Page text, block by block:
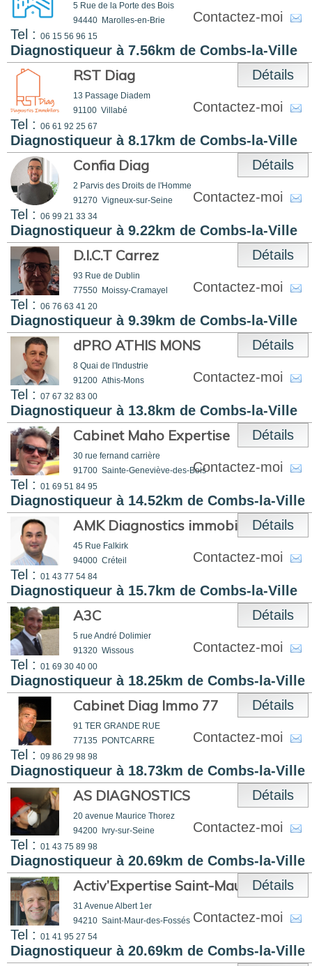
5 Rue de la Porte des Bois
94440 Marolles-en-Brie
Tel : 06 15 56 96 15
Diagnostiqueur à 7.56km de Combs-la-Ville
Contactez-moi
RST Diag
13 Passage Diadem
91100 Villabé
Tel : 06 61 92 25 67
Diagnostiqueur à 8.17km de Combs-la-Ville
Détails
Contactez-moi
Confia Diag
2 Parvis des Droits de l'Homme
91270 Vigneux-sur-Seine
Tel : 06 99 21 33 34
Diagnostiqueur à 9.22km de Combs-la-Ville
Détails
Contactez-moi
D.I.C.T Carrez
93 Rue de Dublin
77550 Moissy-Cramayel
Tel : 06 76 63 41 20
Diagnostiqueur à 9.39km de Combs-la-Ville
Détails
Contactez-moi
dPRO ATHIS MONS
8 Quai de l'Industrie
91200 Athis-Mons
Tel : 07 67 32 83 00
Diagnostiqueur à 13.8km de Combs-la-Ville
Détails
Contactez-moi
Cabinet Maho Expertise
30 rue fernand carrière
91700 Sainte-Geneviève-des-Bois
Tel : 01 69 51 84 95
Diagnostiqueur à 14.52km de Combs-la-Ville
Détails
Contactez-moi
AMK Diagnostics immobiliers
45 Rue Falkirk
94000 Créteil
Tel : 01 43 77 54 84
Diagnostiqueur à 15.7km de Combs-la-Ville
Détails
Contactez-moi
A3C
5 rue André Dolimier
91320 Wissous
Tel : 01 69 30 40 00
Diagnostiqueur à 18.25km de Combs-la-Ville
Détails
Contactez-moi
Cabinet Diag Immo 77
91 TER GRANDE RUE
77135
PONTCARRE
Tel : 09 86 29 98 98
Diagnostiqueur à 18.73km de Combs-la-Ville
Détails
Contactez-moi
AS DIAGNOSTICS
20 avenue Maurice Thorez
94200
Ivry-sur-Seine
Tel : 01 43 75 89 98
Diagnostiqueur à 20.69km de Combs-la-Ville
Détails
Contactez-moi
Activ’Expertise Saint-Maur
31 Avenue Albert 1er
94210 Saint-Maur-des-Fossés
Tel : 01 41 95 27 54
Diagnostiqueur à 20.69km de Combs-la-Ville
Détails
Contactez-moi